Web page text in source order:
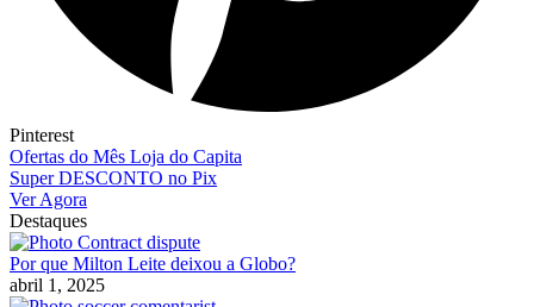
Pinterest
Ofertas do Mês Loja do Capita
Super DESCONTO no Pix
Ver Agora
Destaques
Por que Milton Leite deixou a Globo?
abril 1, 2025